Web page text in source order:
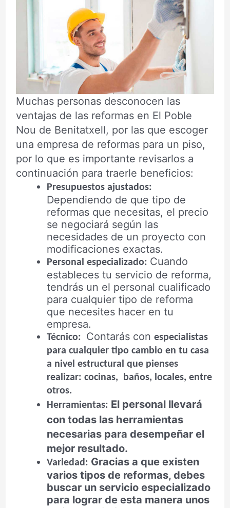
Muchas personas desconocen las
ventajas de las reformas en El Poble
Nou de Benitatxell, por las que escoger
una empresa de reformas para un piso,
por lo que es importante revisarlos a
continuación para traerle beneficios:
Presupuestos ajustados:
Dependiendo de que tipo de
reformas que necesitas, el precio
se negociará según las
necesidades de un proyecto con
modificaciones exactas.
Personal especializado: Cuando
estableces tu servicio de reforma,
tendrás un el personal cualificado
para cualquier tipo de reforma
que necesites hacer en tu
empresa.
Técnico: Contarás conespecialistas
para cualquier tipo cambio en tu casa
a nivel estructural que pienses
realizar: cocinas, baños, locales, entre
otros.
Herramientas: El personal llevará
con todas las herramientas
necesarias para desempeñar el
mejor resultado.
Variedad: Gracias a que existen
varios tipos de reformas, debes
buscar un servicio especializado
para lograr de esta manera unos